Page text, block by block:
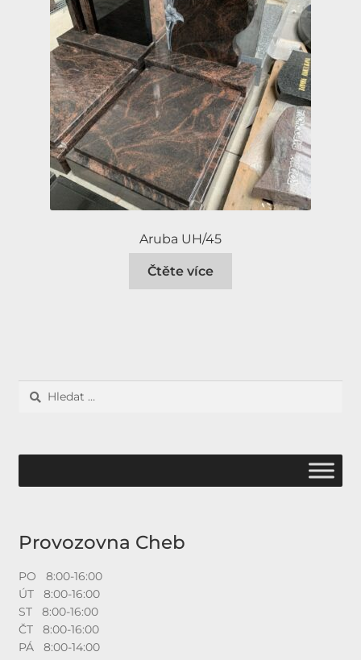
Aruba UH/45
Čtěte více
Vyhledávání
Provozovna Cheb
PO 8:00-16:00
ÚT 8:00-16:00
ST 8:00-16:00
ČT 8:00-16:00
PÁ 8:00-14:00